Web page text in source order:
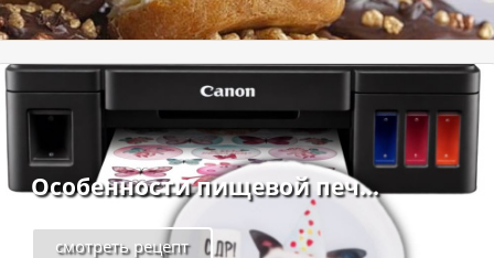
Особенности пищевой печ...
смотреть рецепт